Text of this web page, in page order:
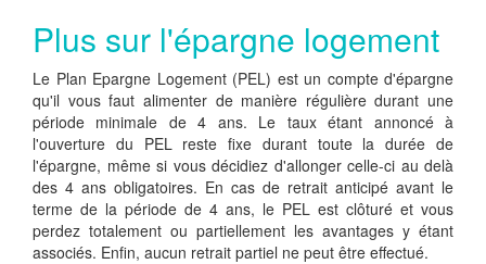
Plus sur l'épargne logement
Le Plan Epargne Logement (PEL) est un compte d'épargne
qu'il vous faut alimenter de manière régulière durant une
période minimale de 4 ans. Le taux étant annoncé à
l'ouverture du PEL reste fixe durant toute la durée de
l'épargne, même si vous décidiez d'allonger celle-ci au delà
des 4 ans obligatoires. En cas de retrait anticipé avant le
terme de la période de 4 ans, le PEL est clôturé et vous
perdez totalement ou partiellement les avantages y étant
associés. Enfin, aucun retrait partiel ne peut être effectué.